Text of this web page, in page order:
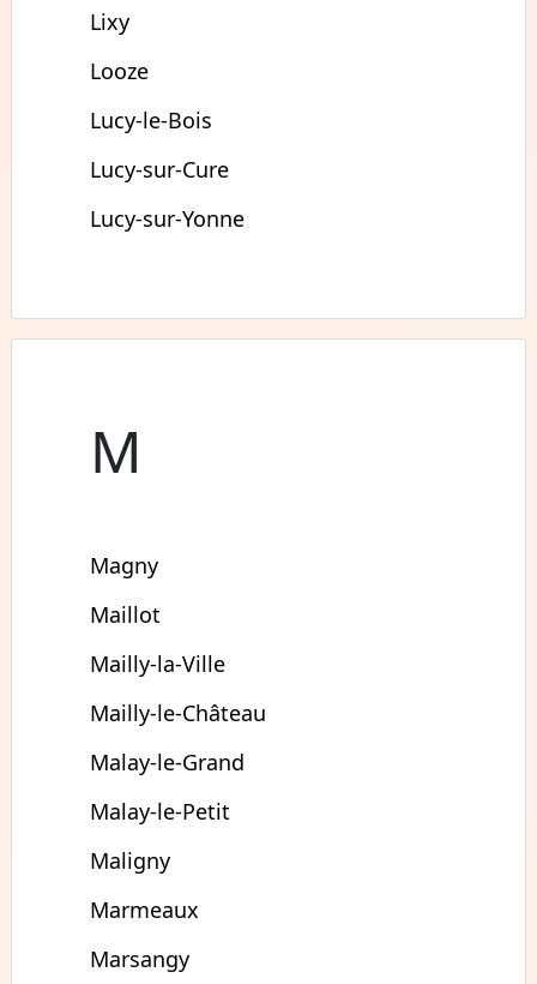
Lixy
Looze
Lucy-le-Bois
Lucy-sur-Cure
Lucy-sur-Yonne
M
Magny
Maillot
Mailly-la-Ville
Mailly-le-Château
Malay-le-Grand
Malay-le-Petit
Maligny
Marmeaux
Marsangy